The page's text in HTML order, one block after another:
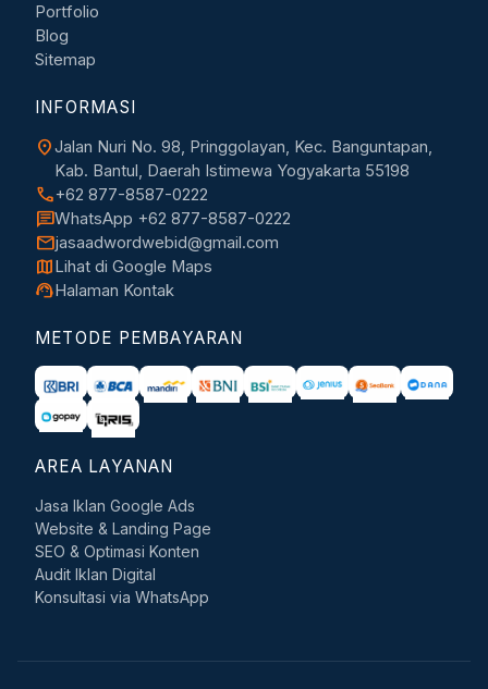
Portfolio
Blog
Sitemap
INFORMASI
location_onJalan Nuri No. 98, Pringgolayan, Kec. Banguntapan,
Kab. Bantul, Daerah Istimewa Yogyakarta 55198
call+62 877-8587-0222
chatWhatsApp +62 877-8587-0222
mailjasaadwordwebid@gmail.com
mapLihat di Google Maps
support_agentHalaman Kontak
METODE PEMBAYARAN
AREA LAYANAN
Jasa Iklan Google Ads
Website & Landing Page
SEO & Optimasi Konten
Audit Iklan Digital
Konsultasi via WhatsApp